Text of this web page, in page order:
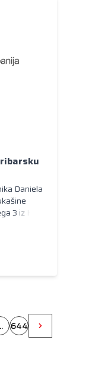
regija
Daniela
3 iz Kali
plave
godišnju
644